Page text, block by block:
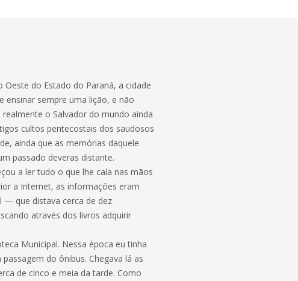
do Estado do Paraná, a cidade
ensinar sempre uma lição, e não
o Salvador do mundo ainda
cultos pentecostais dos saudosos
ainda que as memórias daquele
passado deveras distante.
a ler tudo o que lhe caía nas mãos
a Internet, as informações eram
— que distava cerca de dez
através dos livros adquirir
Municipal. Nessa época eu tinha
do ônibus. Chegava lá as
de cinco e meia da tarde. Como